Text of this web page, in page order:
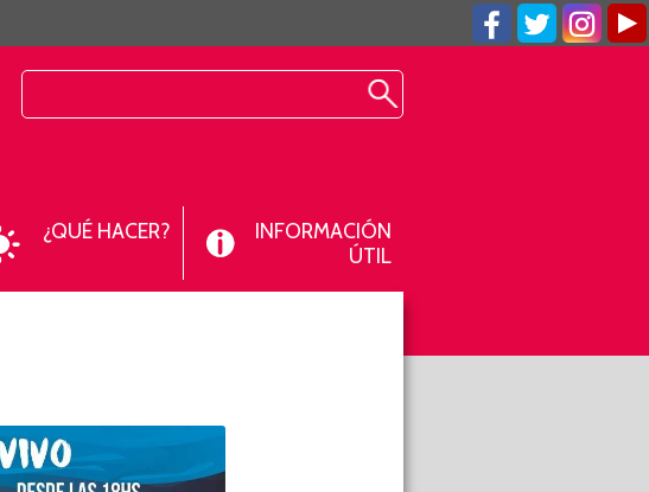
¿QUÉ HACER?
INFORMACIÓN
ÚTIL